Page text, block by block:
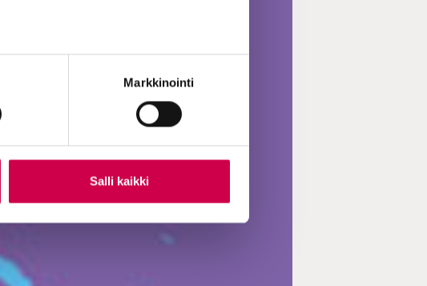
Markkinointi
Salli kaikki